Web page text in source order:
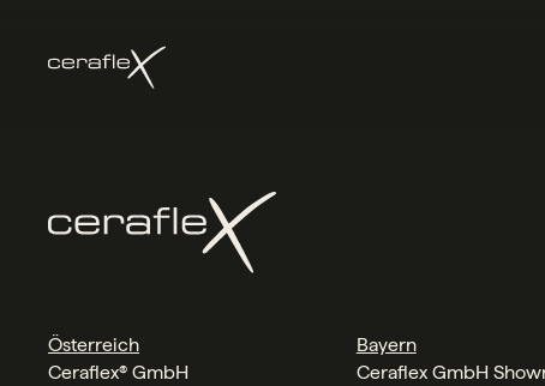
Österreich
Ceraflex® GmbH
Bayern
Ceraflex GmbH